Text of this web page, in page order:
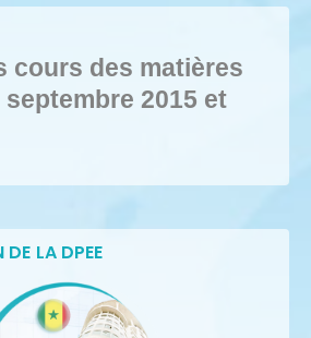
cours des matières
2015 et
DE LA DPEE